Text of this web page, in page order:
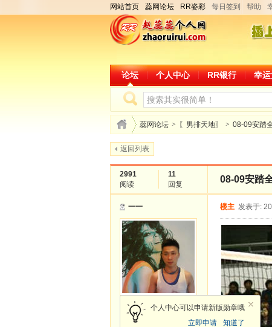
网站首页 蕊网论坛 RR姿彩 每日签到 帮助
论坛 个人中心 RR银行 幸
蕊网论坛 > 〖男排天地〗 > 08-09安踏
返回列表
2991
阅读
11
回复
08-09安踏
一一
光明使者
个人中心可以申请新版勋章哦
立即申请
知道了
楼主 发表于: